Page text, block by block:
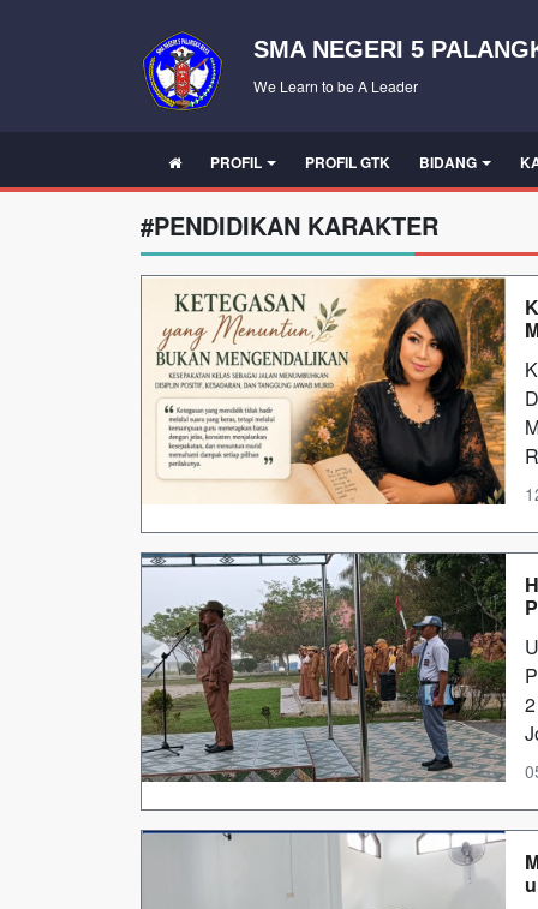
SMA NEGERI 5
We Learn to be A Leader
PROFIL PROFIL GTK BIDANG
#PENDIDIKAN KARAKTER